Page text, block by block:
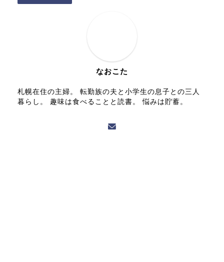
なおこた
札幌在住の主婦。 転勤族の夫と小学生の息子との三人
暮らし。 趣味は食べることと読書。 悩みは貯蓄。